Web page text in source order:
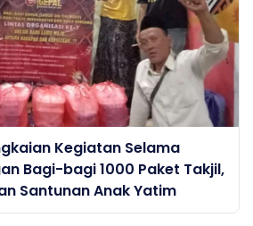
Kegiatan Selama
Bagi-bagi 1000 Paket Takjil,
Santunan Anak Yatim